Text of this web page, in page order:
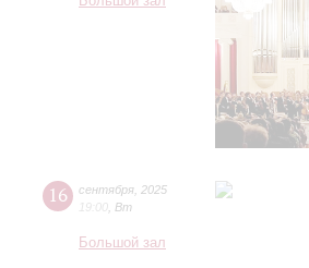
16 сентября 2025
19:00 Вт
Большой зал